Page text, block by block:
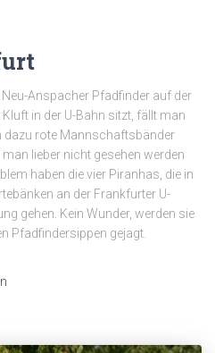
Anspacher Pfadfinder auf der
in der U-Bahn sitzt, fällt man
dazu rote Mannschaftsbänder
lieber nicht gesehen werden
haben die vier Piranhas, die in
an der Frankfurter U-
gehen. Kein Wunder, werden sie
Pfadfindersippen gejagt.